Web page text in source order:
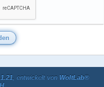
, entwickelt von WoltLab®